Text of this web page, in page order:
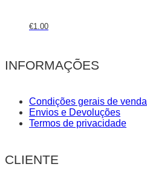
€1.00
INFORMAÇÕES
Condições gerais de venda
Envios e Devoluções
Termos de privacidade
CLIENTE